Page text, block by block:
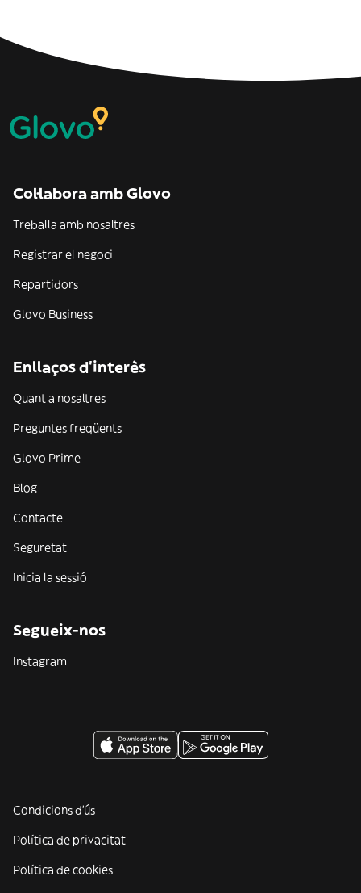
Col·labora amb Glovo
Treballa amb nosaltres
Registrar el negoci
Repartidors
Glovo Business
Enllaços d'interès
Quant a nosaltres
Preguntes freqüents
Glovo Prime
Blog
Contacte
Seguretat
Inicia la sessió
Segueix-nos
Instagram
Condicions d'ús
Política de privacitat
Política de cookies